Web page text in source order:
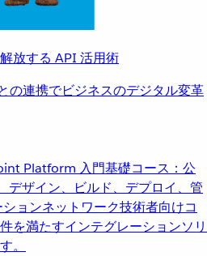
放する API 活用術
連携でビジネスのデジタル変革
Platform 入門基礎コース：公
デザイン、ビルド、デプロイ、管
ョンネットワーク技術者向けコ
を満たすインテグレーションソリ
。